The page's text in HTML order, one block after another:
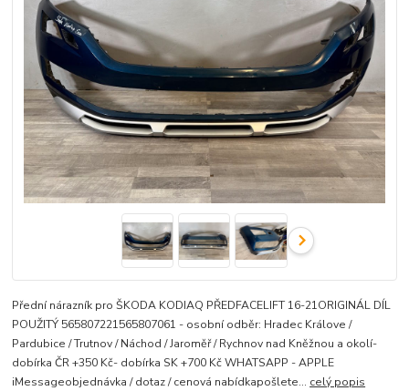
Přední nárazník pro ŠKODA KODIAQ PŘEDFACELIFT 16-21ORIGINÁL DÍL
POUŽITÝ 565807221565807061 - osobní odběr: Hradec Králove /
Pardubice / Trutnov / Náchod / Jaroměř / Rychnov nad Kněžnou a okolí-
dobírka ČR +350 Kč- dobírka SK +700 Kč WHATSAPP - APPLE
iMessageobjednávka / dotaz / cenová nabídkapošlete... celý popis